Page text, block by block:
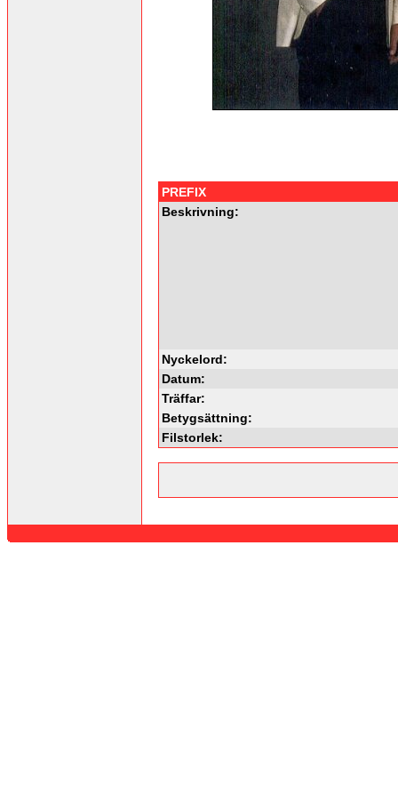
PREFIX
Beskrivning:
Nyckelord:
Datum:
Träffar:
Betygsättning:
Filstorlek: